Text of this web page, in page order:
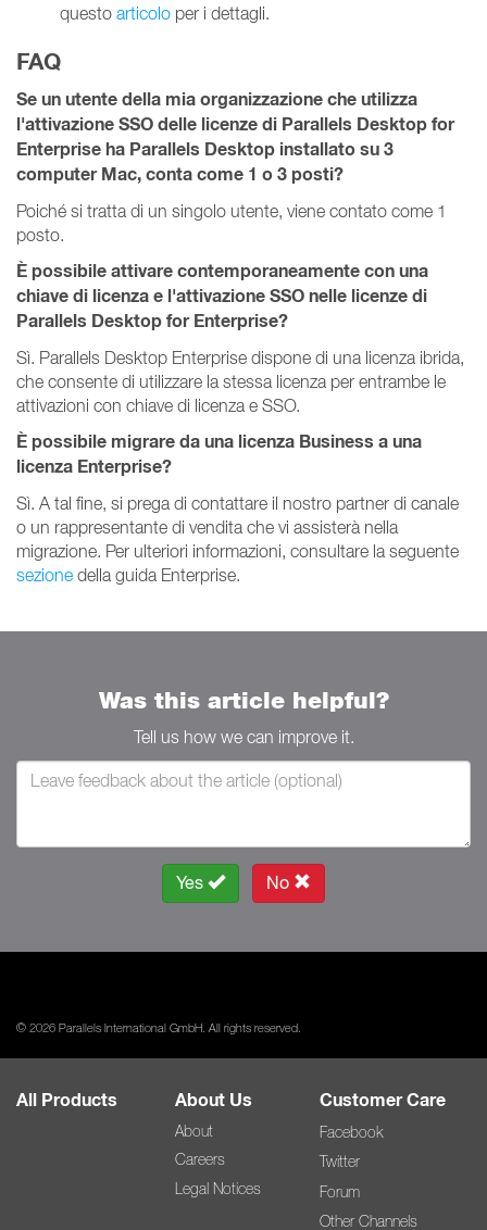
questo articolo per i dettagli.
FAQ
Se un utente della mia organizzazione che utilizza
l'attivazione SSO delle licenze di Parallels Desktop for
Enterprise ha Parallels Desktop installato su 3
computer Mac, conta come 1 o 3 posti?
Poiché si tratta di un singolo utente, viene contato come 1
posto.
È possibile attivare contemporaneamente con una
chiave di licenza e l'attivazione SSO nelle licenze di
Parallels Desktop for Enterprise?
Sì. Parallels Desktop Enterprise dispone di una licenza ibrida,
che consente di utilizzare la stessa licenza per entrambe le
attivazioni con chiave di licenza e SSO.
È possibile migrare da una licenza Business a una
licenza Enterprise?
Sì. A tal fine, si prega di contattare il nostro partner di canale
o un rappresentante di vendita che vi assisterà nella
migrazione. Per ulteriori informazioni, consultare la seguente
sezione della guida Enterprise.
Was this article helpful?
Tell us how we can improve it.
Yes No
© 2026 Parallels International GmbH. All rights reserved.
All Products About Us
About
Careers
Legal Notices
Customer Care
Facebook
Twitter
Forum
Other Channels